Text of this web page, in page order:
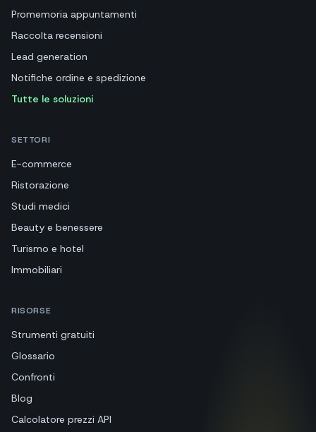
Promemoria appuntamenti
Raccolta recensioni
Lead generation
Notifiche ordine e spedizione
Tutte le soluzioni
SETTORI
E-commerce
Ristorazione
Studi medici
Beauty e benessere
Turismo e hotel
Immobiliari
RISORSE
Strumenti gratuiti
Glossario
Confronti
Blog
Calcolatore prezzi API